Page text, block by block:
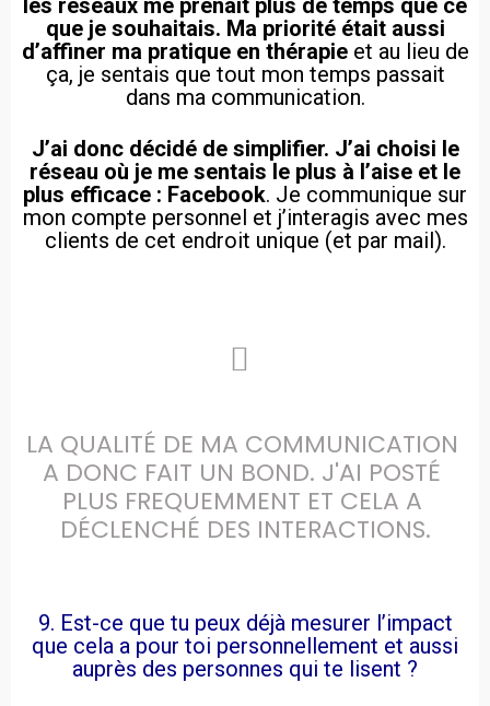
les réseaux me prenait plus de temps que ce
que je souhaitais. Ma priorité était aussi
d’affiner ma pratique en thérapieet au lieu de
ça, je sentais que tout mon temps passait
dans ma communication.
J’ai donc décidé de simplifier. J’ai choisi le
réseau où je me sentais le plus à l’aise et le
plus efficace : Facebook. Je communique sur
mon compte personnel et j’interagis avec mes
clients de cet endroit unique (et par mail).
LA QUALITÉ DE MA COMMUNICATION
A DONC FAIT UN BOND. J'AI POSTÉ
PLUS FREQUEMMENT ET CELA A
DÉCLENCHÉ DES INTERACTIONS.
9. Est-ce que tu peux déjà mesurer l’impact
que cela a pour toi personnellement et aussi
auprès des personnes qui te lisent ?